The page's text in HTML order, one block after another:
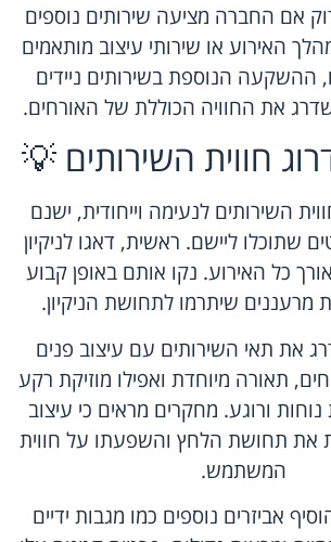
אם החברה מציעה שירותים נוספים
האירוע או שירותי עיצוב מותאמים
ההשקעה הנוספת בשירותים ניידים
את החוויה הכוללת של האורחים.
חווית השירותים 💡
השירותים לנעימה וייחודית, ישנם
שתוכלו ליישם. ראשית, דאגו לניקיון
כל האירוע. נקו אותם באופן קבוע
מרעננים שיתרמו לתחושת הניקיון.
את תאי השירותים עם עיצוב פנים
תאורה מיוחדת ואפילו מוזיקת רקע
ורוגע. מחקרים מראים כי עיצוב
את תחושת הלחץ והשפעתו על חווית
המשתמש.
אביזרים נוספים כמו מגבות ידיים